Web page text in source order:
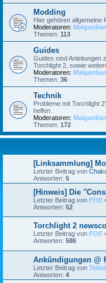
Modding
Hier gehören allgemeine
Moderatoren: Malgardian
Themen: 113
Guides
Guides sind Anleitungen
Torchlight 2, sowie
Moderatoren: Malgardian
Themen: 36
Technik
Probleme mit Torchlight
helfen.
Moderatoren: Malgardian
Themen: 172
[Linksammlung]
Letzter Beitrag von
Antworten: 5
[Hinweis] Die
Letzter Beitrag von FOE
Antworten: 52
Torchlight 2
Letzter Beitrag von FOE
Antworten: 586
Ankündigungen @
Letzter Beitrag von Telias
Antworten: 4